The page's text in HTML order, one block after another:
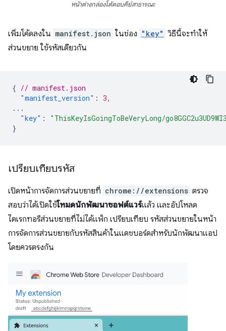
หน้าต่างกล่องโต้ตอบคีย์สาธารณะ
เพิ่มโค้ดลงใน manifest.json ในช่อง "key" วิธีนี้จะทำให้
ส่วนขยาย ใช้รหัสเดียวกัน
{ // manifest.json
"manifest_version" : 3,
...
"key" :
"ThisKeyIsGoingToBeVeryLong/
}
เปรียบเทียบรหัส
เปิดหน้าการจัดการส่วนขยายที่ chrome://extensions ตรวจ
สอบว่าได้เปิดใช้โหมดนักพัฒนาซอฟต์แวร์แล้ว และอัปโหลด
ไดเรกทอรีส่วนขยายที่ไม่ได้แพ็ก เปรียบเทียบ รหัสส่วนขยายในหน้า
การจัดการส่วนขยายกับรหัสสินค้าในแดชบอร์ดสำหรับนักพัฒนาแอป
โดยควรตรงกัน